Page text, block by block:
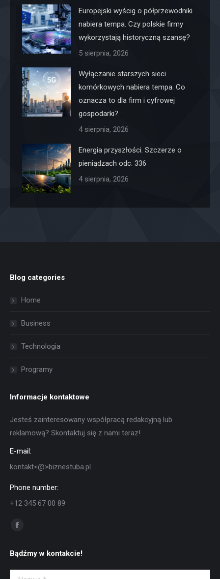
Europejski wyścig o półprzewodniki
nabiera tempa. Czy polskie firmy
wykorzystają historyczną szansę?
5 sierpnia, 2026
Wyłączanie starszych sieci
komórkowych nabiera tempa. Co
oznacza to dla firm i cyfrowej
gospodarki?
4 sierpnia, 2026
Energia przyszłości. Szczerze o
pieniądzach odc. 336
4 sierpnia, 2026
Blog categories
Home
Business
Technologia
Programy
Informacje kontaktowe
Jesteś zainteresowany współpracą redakcyjną lub
reklamową? Skontaktuj się z nami teraz!
E-mail:
kontakt<@>biznestuba.pl
Phone number:
+12 345 67 00 89
Znajdź nas na:
się
w
Bądźmy w kontakcie!
Nazwa *